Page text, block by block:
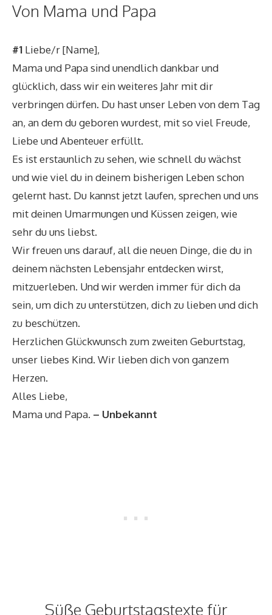
Von Mama und Papa
#1 Liebe/r [Name],
Mama und Papa sind unendlich dankbar und
glücklich, dass wir ein weiteres Jahr mit dir
verbringen dürfen. Du hast unser Leben von dem Tag
an, an dem du geboren wurdest, mit so viel Freude,
Liebe und Abenteuer erfüllt.
Es ist erstaunlich zu sehen, wie schnell du wächst
und wie viel du in deinem bisherigen Leben schon
gelernt hast. Du kannst jetzt laufen, sprechen und uns
mit deinen Umarmungen und Küssen zeigen, wie
sehr du uns liebst.
Wir freuen uns darauf, all die neuen Dinge, die du in
deinem nächsten Lebensjahr entdecken wirst,
mitzuerleben. Und wir werden immer für dich da
sein, um dich zu unterstützen, dich zu lieben und dich
zu beschützen.
Herzlichen Glückwunsch zum zweiten Geburtstag,
unser liebes Kind. Wir lieben dich von ganzem
Herzen.
Alles Liebe,
Mama und Papa. – Unbekannt
Süße Geburtstagstexte für